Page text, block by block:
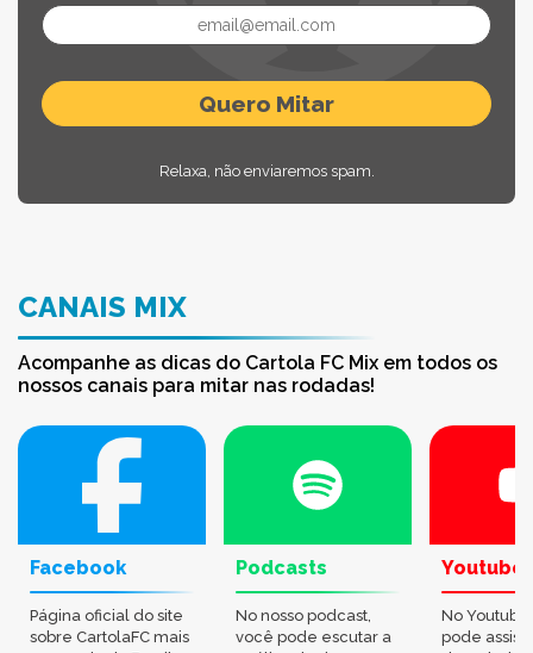
Relaxa, não enviaremos spam.
CANAIS MIX
Acompanhe as dicas do Cartola FC Mix em todos os
nossos canais para mitar nas rodadas!
Facebook
Página oficial do site
sobre CartolaFC mais
Podcasts
No nosso podcast,
você pode escutar a
Youtube
No
pode